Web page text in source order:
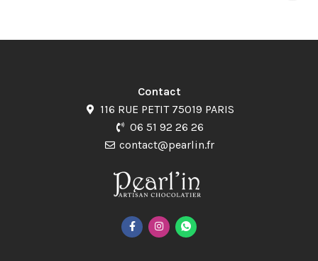
Contact
116 RUE PETIT 75019 PARIS
06 51 92 26 26
contact@pearlin.fr